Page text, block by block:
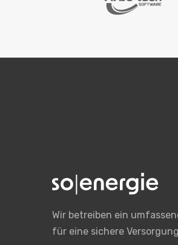
Wir betreiben ein
für eine sichere